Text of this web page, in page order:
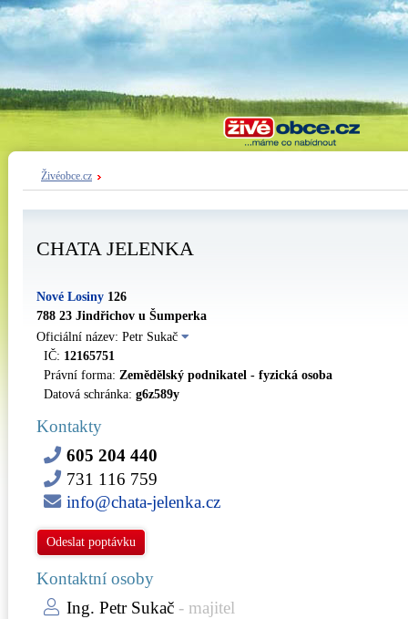
Živéobce.cz
CHATA JELENKA
Nové Losiny 126
788 23 Jindřichov u Šumperka
Oficiální název: Petr Sukač
IČ: 12165751
Právní forma: Zemědělský podnikatel - fyzická osoba
Datová schránka: g6z589y
Kontakty
605 204 440
731 116 759
info@chata-jelenka.cz
Odeslat poptávku
Kontaktní osoby
Ing. Petr Sukač - majitel